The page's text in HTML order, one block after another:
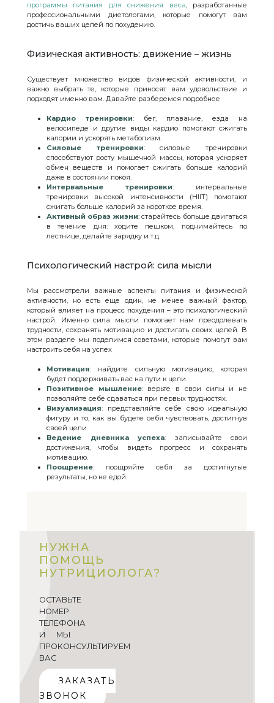
программы питания для снижения веса, разработанные
профессиональными диетологами, которые помогут вам
достичь ваших целей по похудению.
Физическая активность: движение – жизнь
Существует множество видов физической активности, и
важно выбрать те, которые приносят вам удовольствие и
подходят именно вам. Давайте разберемся подробнее
Кардио тренировки: бег, плавание, езда на
велосипеде и другие виды кардио помогают сжигать
калории и ускорять метаболизм.
Силовые тренировки: силовые тренировки
способствуют росту мышечной массы, которая ускоряет
обмен веществ и помогает сжигать больше калорий
даже в состоянии покоя.
Интервальные тренировки: интервальные
тренировки высокой интенсивности (HIIT) помогают
сжигать больше калорий за короткое время.
Активный образ жизни: старайтесь больше двигаться
в течение дня: ходите пешком, поднимайтесь по
лестнице, делайте зарядку и т.д.
Психологический настрой: сила мысли
Мы рассмотрели важные аспекты питания и физической
активности, но есть еще один, не менее важный фактор,
который влияет на процесс похудения – это психологический
настрой. Именно сила мысли помогает нам преодолевать
трудности, сохранять мотивацию и достигать своих целей. В
этом разделе мы поделимся советами, которые помогут вам
настроить себя на успех
Мотивация: найдите сильную мотивацию, которая
будет поддерживать вас на пути к цели.
Позитивное мышление: верьте в свои силы и не
позволяйте себе сдаваться при первых трудностях.
Визуализация: представляйте себе свою идеальную
фигуру и то, как вы будете себя чувствовать, достигнув
своей цели.
Ведение дневника успеха: записывайте свои
достижения, чтобы видеть прогресс и сохранять
мотивацию.
Поощрение: поощряйте себя за достигнутые
результаты, но не едой.
НУЖНА
ПОМОЩЬ
НУТРИЦИОЛОГА?
ОСТАВЬТЕ
НОМЕР
ТЕЛЕФОНА
И МЫ
ПРОКОНСУЛЬТИРУЕМ
ВАС
ЗАКАЗАТЬ
ЗВОНОК